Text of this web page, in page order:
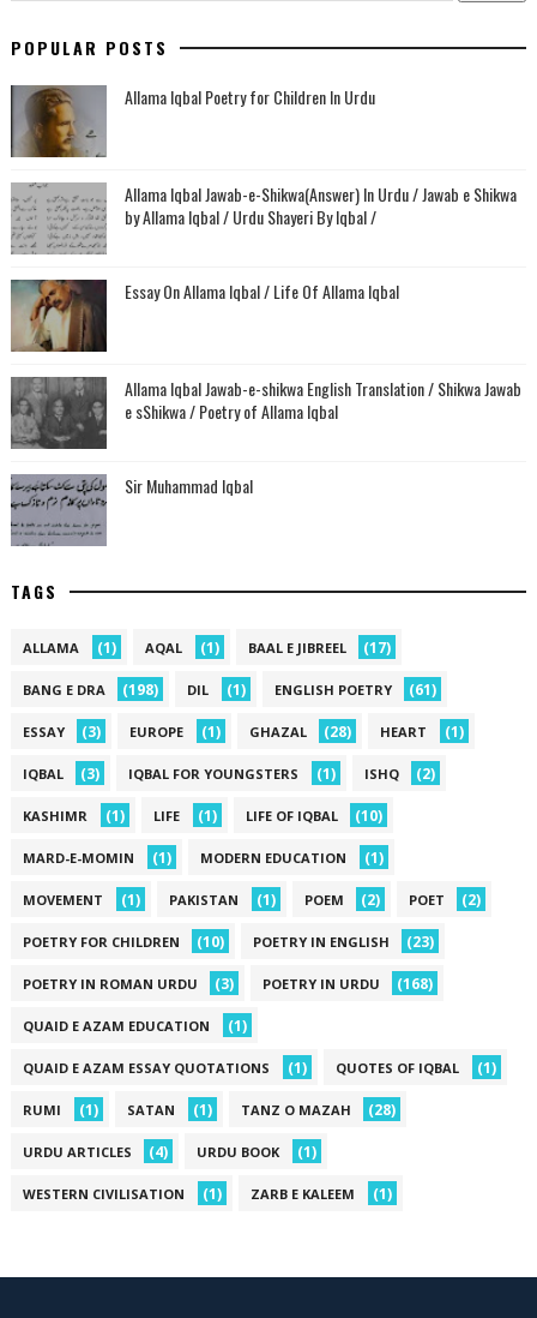
POPULAR POSTS
Allama Iqbal Poetry for Children In Urdu
Allama Iqbal Jawab-e-Shikwa(Answer) In Urdu / Jawab e Shikwa
by Allama Iqbal / Urdu Shayeri By Iqbal /
Essay On Allama Iqbal / Life Of Allama Iqbal
Allama Iqbal Jawab-e-shikwa English Translation / Shikwa Jawab
e sShikwa / Poetry of Allama Iqbal
Sir Muhammad Iqbal
TAGS
ALLAMA (1) AQAL (1) BAAL E JIBREEL (17)
BANG E DRA (198) DIL (1) ENGLISH POETRY (61)
ESSAY (3) EUROPE (1) GHAZAL (28) HEART (1)
IQBAL (3) IQBAL FOR YOUNGSTERS (1) ISHQ (2)
KASHIMR (1) LIFE (1) LIFE OF IQBAL (10)
MARD-E-MOMIN (1) MODERN EDUCATION (1)
MOVEMENT (1) PAKISTAN (1) POEM (2) POET (2)
POETRY FOR CHILDREN (10) POETRY IN ENGLISH (23)
POETRY IN ROMAN URDU (3) POETRY IN URDU (168)
QUAID E AZAM EDUCATION (1)
QUAID E AZAM ESSAY QUOTATIONS (1) QUOTES OF IQBAL (1)
RUMI (1) SATAN (1) TANZ O MAZAH (28)
URDU ARTICLES (4) URDU BOOK (1)
WESTERN CIVILISATION (1) ZARB E KALEEM (1)